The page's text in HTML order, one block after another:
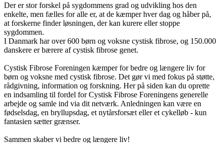
Der er stor forskel på sygdommens grad og udvikling hos den
enkelte, men fælles for alle er, at de kæmper hver dag og håber på,
at forskerne finder løsningen, der kan kurere eller stoppe
sygdommen.
I Danmark har over 600 børn og voksne cystisk fibrose, og 150.000
danskere er bærere af cystisk fibrose genet.
Cystisk Fibrose Foreningen kæmper for bedre og længere liv for
børn og voksne med cystisk fibrose. Det gør vi med fokus på støtte,
rådgivning, information og forskning. Her på siden kan du oprette
en indsamling til fordel for Cystisk Fibrose Foreningens generelle
arbejde og samle ind via dit netværk. Anledningen kan være en
fødselsdag, en bryllupsdag, et nytårsforsæt eller et cykelløb - kun
fantasien sætter grænser.
Sammen skaber vi bedre og længere liv!